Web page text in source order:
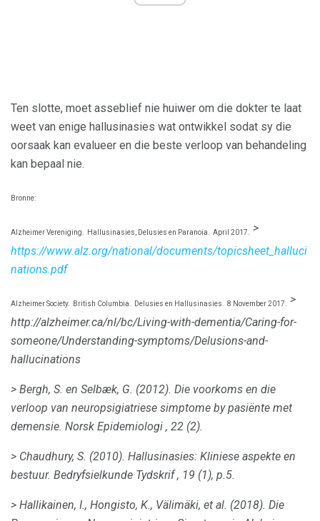
Ten slotte, moet asseblief nie huiwer om die dokter te laat
weet van enige hallusinasies wat ontwikkel sodat sy die
oorsaak kan evalueer en die beste verloop van behandeling
kan bepaal nie.
Bronne:
Alzheimer Vereniging. Hallusinasies, Delusies en Paranoia. April 2017.
>
https://www.alz.org/national/documents/topicsheet_halluci
nations.pdf
Alzheimer Society. British Columbia. Delusies en Hallusinasies. 8 November 2017.
>
http://alzheimer.ca/nl/bc/Living-with-dementia/Caring-for-
someone/Understanding-symptoms/Delusions-and-
hallucinations
> Bergh, S. en Selbæk, G. (2012). Die voorkoms en die
verloop van neuropsigiatriese simptome by pasiënte met
demensie. Norsk Epidemiologi , 22 (2).
> Chaudhury, S. (2010). Hallusinasies: Kliniese aspekte en
bestuur. Bedryfsielkunde Tydskrif, 19 (1), p.5.
> Hallikainen, I., Hongisto, K., Välimäki, et al. (2018). Die